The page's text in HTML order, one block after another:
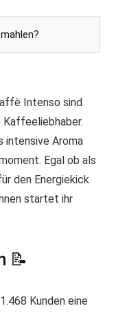
Intenso sind
Kaffeeliebhaber.
intensive Aroma
Egal ob als
den Energiekick
startet ihr
📝
Kunden eine